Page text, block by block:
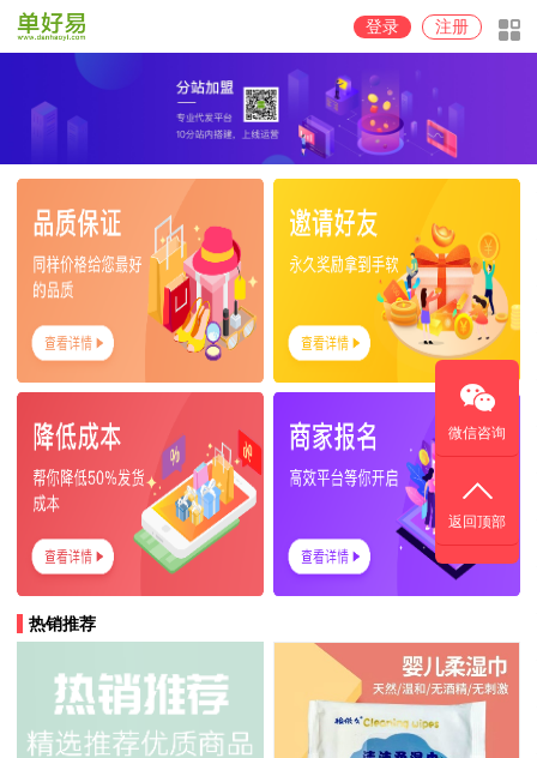
登录 注册
热销推荐
微信咨询
返回顶部